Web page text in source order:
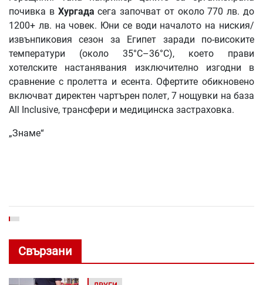
почивка в Хургада сега започват от около 770 лв. до
1200+ лв. на човек. Юни се води началото на ниския/
извънпиковия сезон за Египет заради по-високите
температури (около 35°C–36°C), което прави
хотелските настанявания изключително изгодни в
сравнение с пролетта и есента. Офертите обикновено
включват директен чартърен полет, 7 нощувки на база
All Inclusive, трансфери и медицинска застраховка.
„Знаме“
Свързани